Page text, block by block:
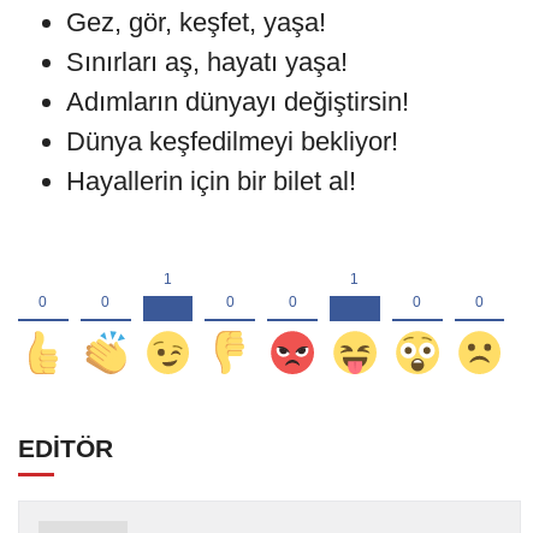
Gez, gör, keşfet, yaşa!
Sınırları aş, hayatı yaşa!
Adımların dünyayı değiştirsin!
Dünya keşfedilmeyi bekliyor!
Hayallerin için bir bilet al!
EDİTÖR